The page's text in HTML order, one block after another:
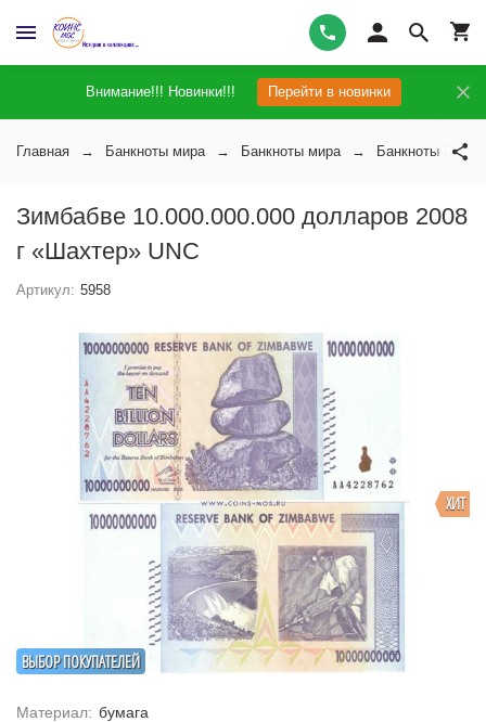
Внимание!!! Новинки!!! Перейти в новинки
Главная Банкноты мира Банкноты мира Банкноты
Зимбабве 10.000.000.000 долларов 2008
г «Шахтер» UNC
Артикул: 5958
ВЫБОР ПОКУПАТЕЛЕЙ
ХИТ
Материал: бумага